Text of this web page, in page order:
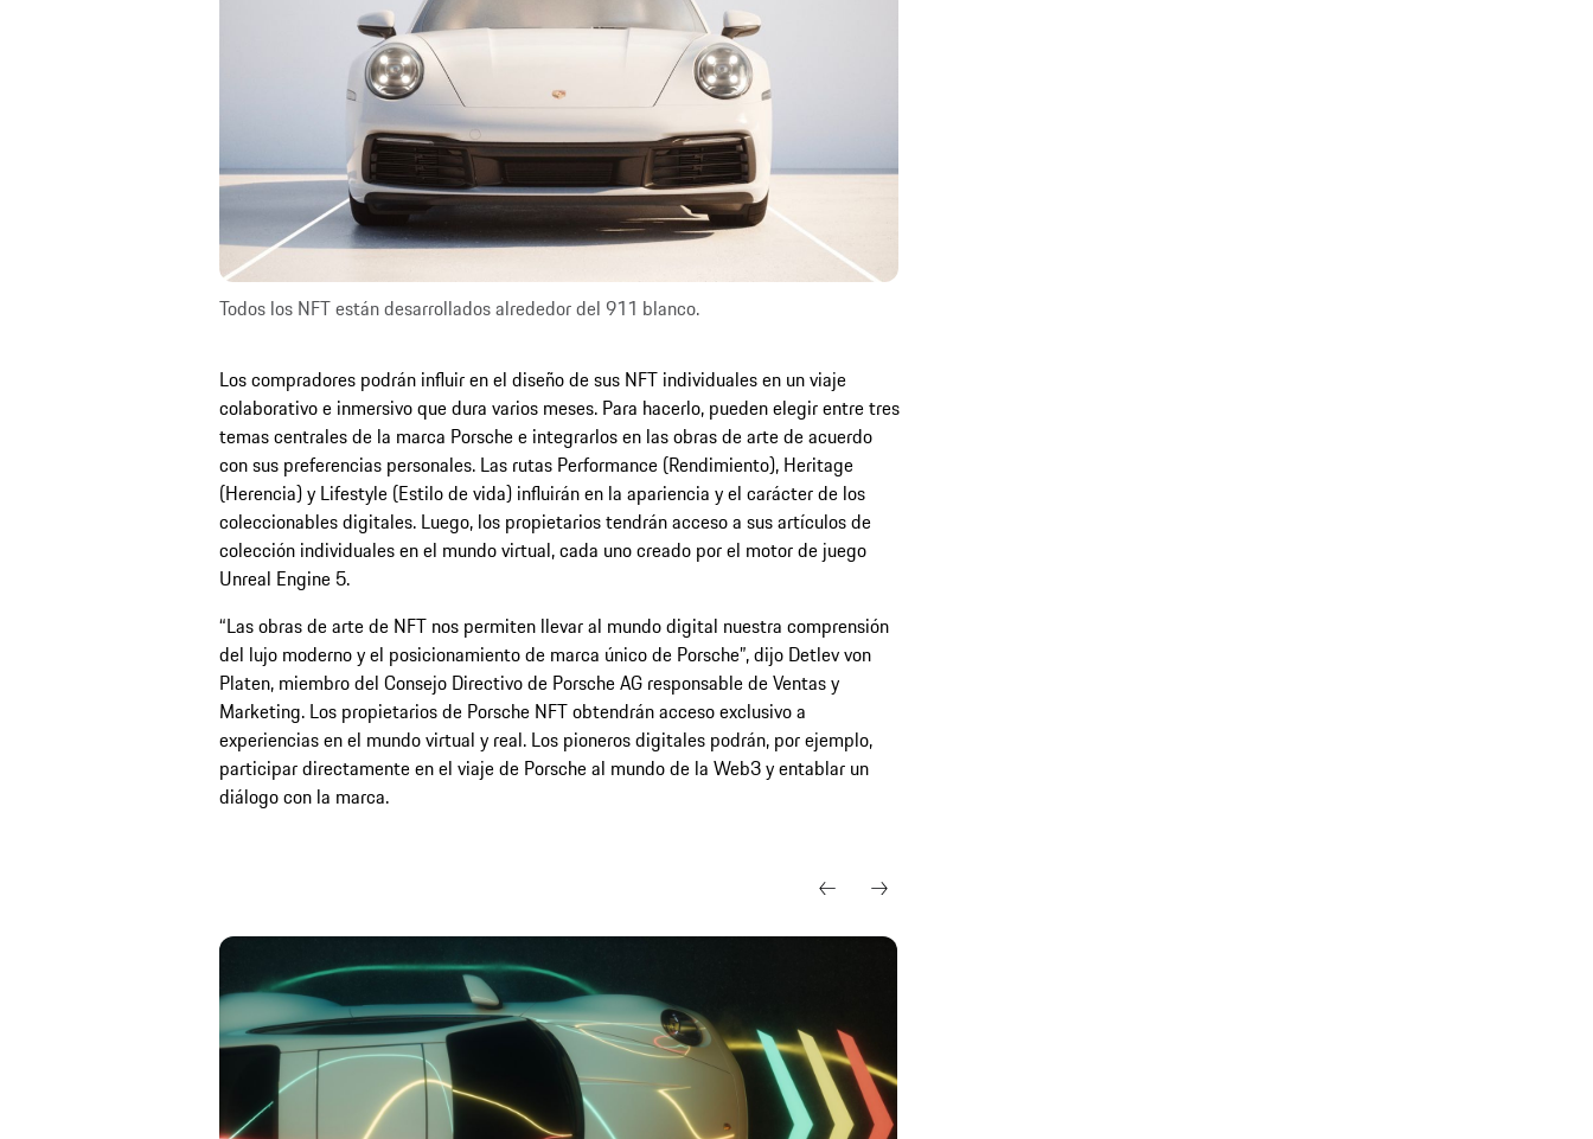
Todos los NFT están desarrollados alrededor del 911 blanco.
Los compradores podrán influir en el diseño de sus NFT individuales en un viaje
colaborativo e inmersivo que dura varios meses. Para hacerlo, pueden elegir entre tres
temas centrales de la marca Porsche e integrarlos en las obras de arte de acuerdo
con sus preferencias personales. Las rutas Performance (Rendimiento), Heritage
(Herencia) y Lifestyle (Estilo de vida) influirán en la apariencia y el carácter de los
coleccionables digitales. Luego, los propietarios tendrán acceso a sus artículos de
colección individuales en el mundo virtual, cada uno creado por el motor de juego
Unreal Engine 5.
“Las obras de arte de NFT nos permiten llevar al mundo digital nuestra comprensión
del lujo moderno y el posicionamiento de marca único de Porsche”, dijo Detlev von
Platen, miembro del Consejo Directivo de Porsche AG responsable de Ventas y
Marketing. Los propietarios de Porsche NFT obtendrán acceso exclusivo a
experiencias en el mundo virtual y real. Los pioneros digitales podrán, por ejemplo,
participar directamente en el viaje de Porsche al mundo de la Web3 y entablar un
diálogo con la marca.